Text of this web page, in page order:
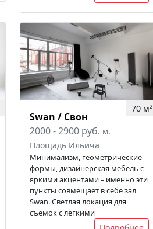
70 м2
Swan / Свон
2000 - 2900 руб. м.
Площадь Ильича
Минимализм, геометрические
формы, дизайнерская мебель с
яркими акцентами – именно эти
пункты совмещает в себе зал
Swan. Светлая локация для
съемок с легкими